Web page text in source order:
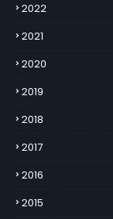
2022
2021
2020
2019
2018
2017
2016
2015